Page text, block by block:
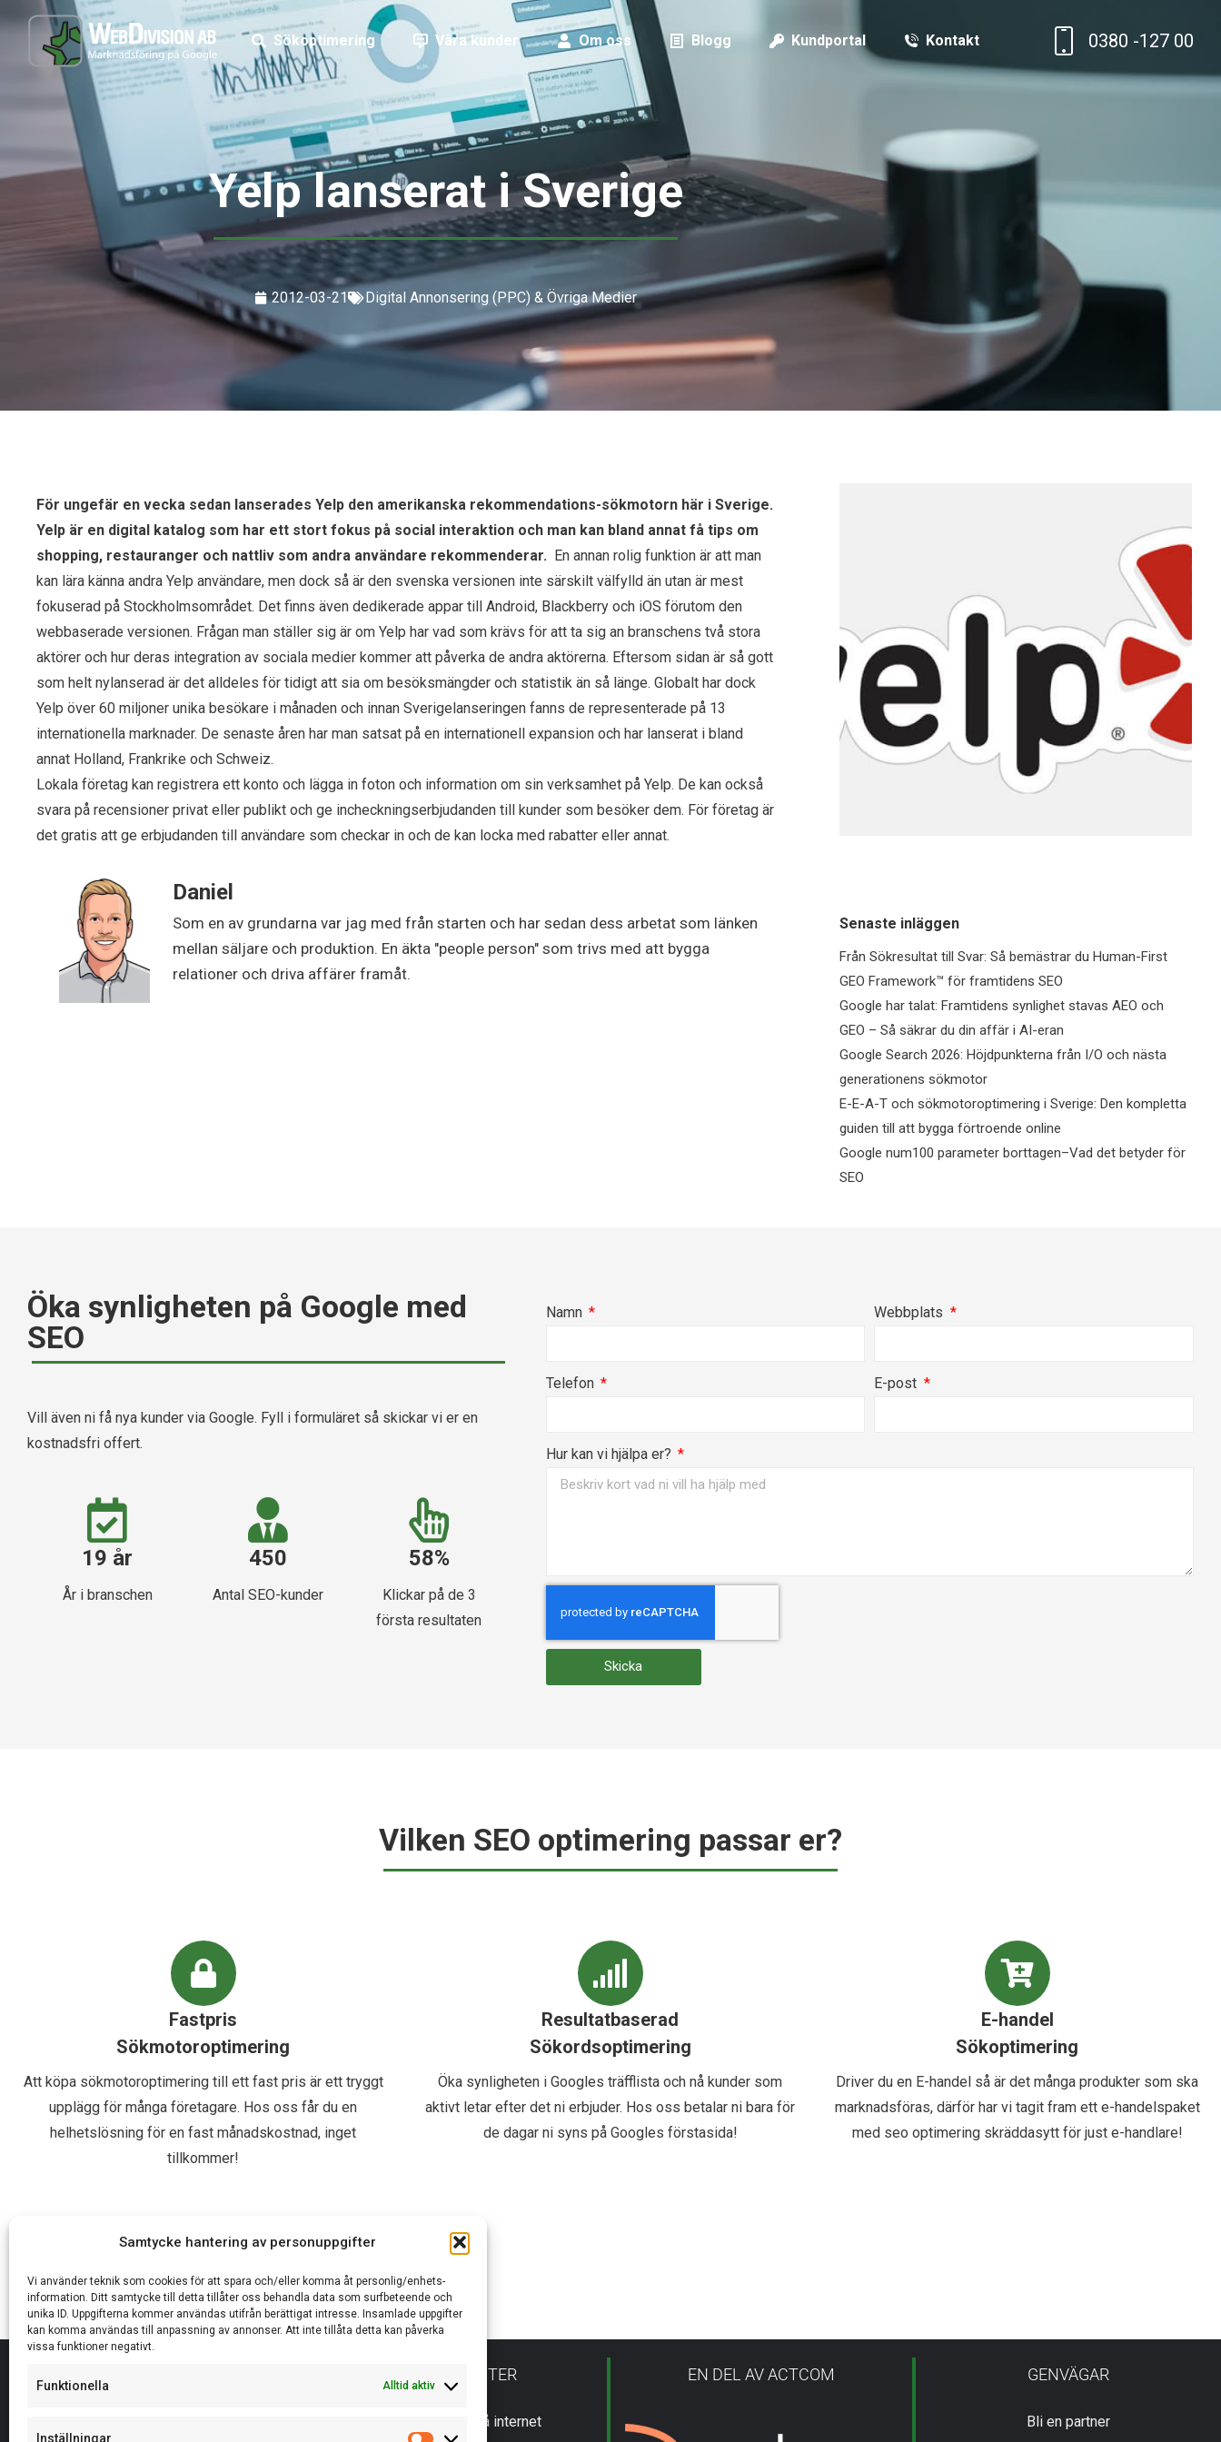
Samtycke hantering av personuppgifter
Vi använder teknik som cookies för att spara och/eller komma åt personlig/enhets-
information. Ditt samtycke till detta tillåter oss behandla data som surfbeteende och
unika ID. Uppgifterna kommer användas utifrån berättigat intresse. Insamlade uppgifter
kan komma användas till anpassning av annonser. Att inte tillåta detta kan påverka
vissa funktioner negativt.
Funktionella Alltid aktiv
Inställningar
Sökoptimering Våra kunder Om oss Blogg Kundportal Kontakt 0380 -127 00
Yelp lanserat i Sverige
2012-03-21 Digital Annonsering (PPC) & Övriga Medier
För ungefär en vecka sedan lanserades Yelp den amerikanska rekommendations-sökmotorn här i Sverige.
Yelp är en digital katalog som har ett stort fokus på social interaktion och man kan bland annat få tips om
shopping, restauranger och nattliv som andra användare rekommenderar. En annan rolig funktion är att man
kan lära känna andra Yelp användare, men dock så är den svenska versionen inte särskilt välfylld än utan är mest
fokuserad på Stockholmsområdet. Det finns även dedikerade appar till Android, Blackberry och iOS förutom den
webbaserade versionen. Frågan man ställer sig är om Yelp har vad som krävs för att ta sig an branschens två stora
aktörer och hur deras integration av sociala medier kommer att påverka de andra aktörerna. Eftersom sidan är så gott
som helt nylanserad är det alldeles för tidigt att sia om besöksmängder och statistik än så länge. Globalt har dock
Yelp över 60 miljoner unika besökare i månaden och innan Sverigelanseringen fanns de representerade på 13
internationella marknader. De senaste åren har man satsat på en internationell expansion och har lanserat i bland
annat Holland, Frankrike och Schweiz.
Lokala företag kan registrera ett konto och lägga in foton och information om sin verksamhet på Yelp. De kan också
svara på recensioner privat eller publikt och ge incheckningserbjudanden till kunder som besöker dem. För företag är
det gratis att ge erbjudanden till användare som checkar in och de kan locka med rabatter eller annat.
Daniel
Som en av grundarna var jag med från starten och har sedan dess arbetat som länken
mellan säljare och produktion. En äkta "people person" som trivs med att bygga
relationer och driva affärer framåt.
Senaste inläggen
Från Sökresultat till Svar: Så bemästrar du Human-First
GEO Framework™ för framtidens SEO
Google har talat: Framtidens synlighet stavas AEO och
GEO – Så säkrar du din affär i AI-eran
Google Search 2026: Höjdpunkterna från I/O och nästa
generationens sökmotor
E-E-A-T och sökmotoroptimering i Sverige: Den kompletta
guiden till att bygga förtroende online
Google num100 parameter borttagen–Vad det betyder för
SEO
Öka synligheten på Google med
SEO
Vill även ni få nya kunder via Google. Fyll i formuläret så skickar vi er en
kostnadsfri offert.
19 år
År i branschen
450
Antal SEO-kunder
58%
Klickar på de 3
första resultaten​
Namn Webbplats
Telefon E-post
Hur kan vi hjälpa er?
Skicka
Vilken SEO optimering passar er?
Fastpris
Sökmotoroptimering
Att köpa sökmotoroptimering till ett fast pris är ett tryggt
upplägg för många företagare. Hos oss får du en
helhetslösning för en fast månadskostnad, inget
tillkommer!
Resultatbaserad
Sökordsoptimering
Öka synligheten i Googles träfflista och nå kunder som
aktivt letar efter det ni erbjuder. Hos oss betalar ni bara för
de dagar ni syns på Googles förstasida!
E-handel
Sökoptimering
Driver du en E-handel så är det många produkter som ska
marknadsföras, därför har vi tagit fram ett e-handelspaket
med seo optimering skräddasytt för just e-handlare!
VÅRA TJÄNSTER
Marknadsföring på internet
EN DEL AV ACTCOM GENVÄGAR
Bli en partner